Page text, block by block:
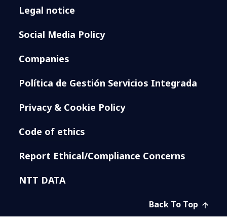
Legal notice
Social Media Policy
Companies
Política de Gestión Servicios Integrada
Privacy & Cookie Policy
Code of ethics
Report Ethical/Compliance Concerns
NTT DATA
Back To Top